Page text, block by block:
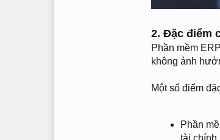
2. Đặc điểm
Phần mềm
không ảnh
Một số điểm
Phần
tài